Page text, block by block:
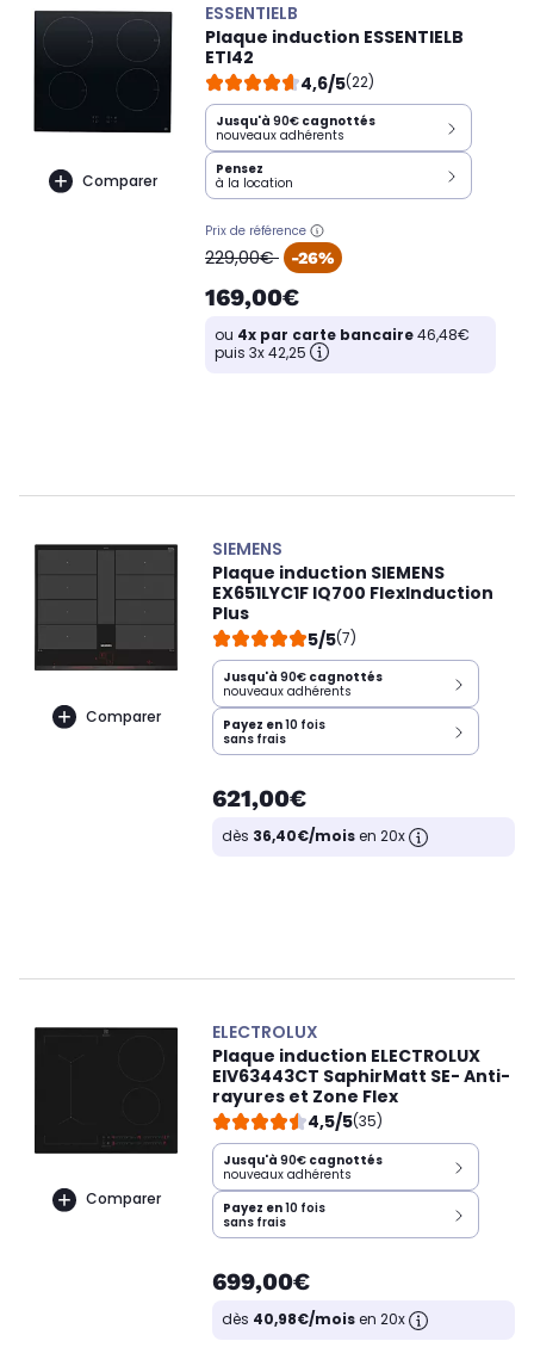
Comparer
ESSENTIELB
Plaque induction ESSENTIELB
ETI42
4,6/5(22)
Jusqu'à 90€ cagnottés
nouveaux adhérents
Pensez
à la location
Prix de référence
oldPrice
229,00€ -26%
169,00€
ou 4x par carte bancaire46,48€
puis 3x 42,25
Comparer
SIEMENS
Plaque induction SIEMENS
EX651LYC1F IQ700 FlexInduction
Plus
5/5(7)
Jusqu'à 90€ cagnottés
nouveaux adhérents
Payez en10 fois
sans frais
621,00€
dès 36,40€/moisen 20x
Comparer
ELECTROLUX
Plaque induction ELECTROLUX
EIV63443CT SaphirMatt SE- Anti-
rayures et Zone Flex
4,5/5(35)
Jusqu'à 90€ cagnottés
nouveaux adhérents
Payez en10 fois
sans frais
699,00€
dès 40,98€/moisen 20x